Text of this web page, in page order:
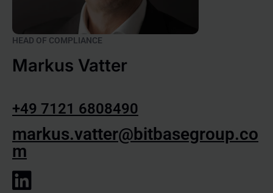
HEAD OF COMPLIANCE
Markus Vatter
+49 7121 6808490
markus.vatter@bitbasegroup.co
m